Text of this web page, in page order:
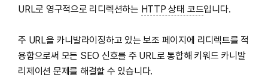
URL로 영구적으로 리디렉션하는 HTTP 상태 코드입니다.
주 URL을 카니발라이징하고 있는 보조 페이지에 리디렉트를 적
용함으로써 모든 SEO 신호를 주 URL로 통합해 키워드 카니발
리제이션 문제를 해결할 수 있습니다.